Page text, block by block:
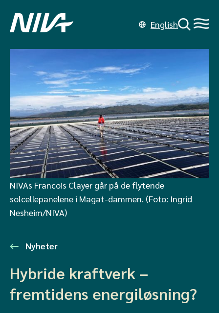
English
NIVAs Francois Clayer går på de flytende
solcellepanelene i Magat-dammen. (Foto: Ingrid
Nesheim/NIVA)
Nyheter
Hybride kraftverk –
fremtidens energiløsning?